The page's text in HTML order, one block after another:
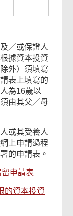
／或保證人
據資本投資
外）須填寫
表上填寫的
為16歲以
由其父／母
或其受養人
上申請過程
的申請表。
申請表
的資本投資